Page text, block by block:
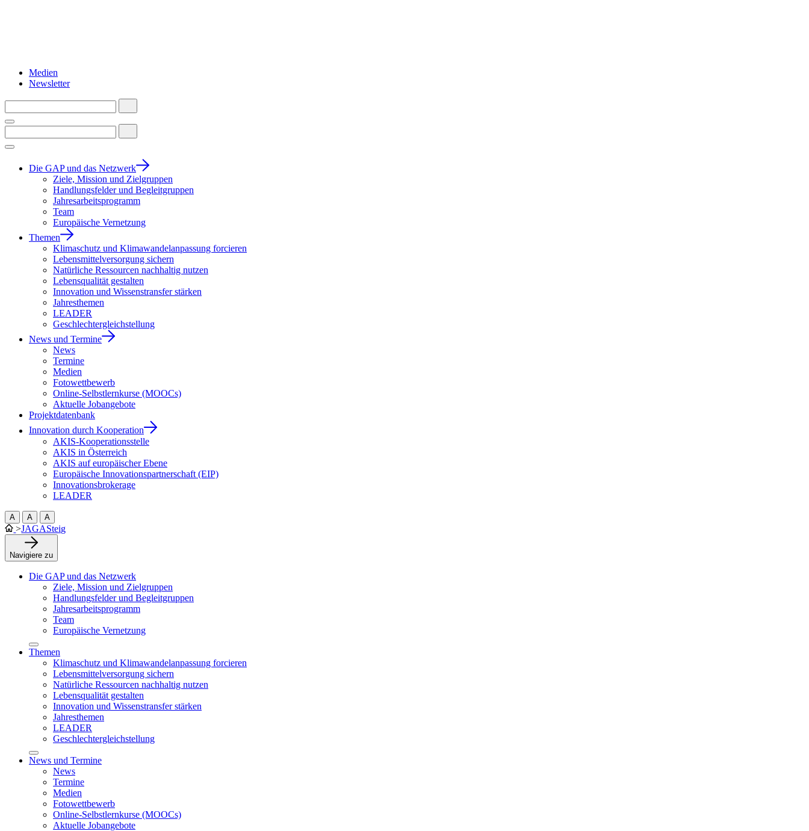
Medien
Newsletter
Die GAP und das Netzwerk
Ziele, Mission und Zielgruppen
Handlungsfelder und Begleitgruppen
Jahresarbeitsprogramm
Team
Europäische Vernetzung
Themen
Klimaschutz und Klimawandelanpassung forcieren
Lebensmittelversorgung sichern
Natürliche Ressourcen nachhaltig nutzen
Lebensqualität gestalten
Innovation und Wissenstransfer stärken
Jahresthemen
LEADER
Geschlechtergleichstellung
News und Termine
News
Termine
Medien
Fotowettbewerb
Online-Selbstlernkurse (MOOCs)
Aktuelle Jobangebote
Projektdatenbank
Innovation durch Kooperation
AKIS-Kooperationsstelle
AKIS in Österreich
AKIS auf europäischer Ebene
Europäische Innovationspartnerschaft (EIP)
Innovationsbrokerage
LEADER
A A A
>JAGASteig
Navigiere zu
Die GAP und das Netzwerk
Ziele, Mission und Zielgruppen
Handlungsfelder und Begleitgruppen
Jahresarbeitsprogramm
Team
Europäische Vernetzung
Themen
Klimaschutz und Klimawandelanpassung forcieren
Lebensmittelversorgung sichern
Natürliche Ressourcen nachhaltig nutzen
Lebensqualität gestalten
Innovation und Wissenstransfer stärken
Jahresthemen
LEADER
Geschlechtergleichstellung
News und Termine
News
Termine
Medien
Fotowettbewerb
Online-Selbstlernkurse (MOOCs)
Aktuelle Jobangebote